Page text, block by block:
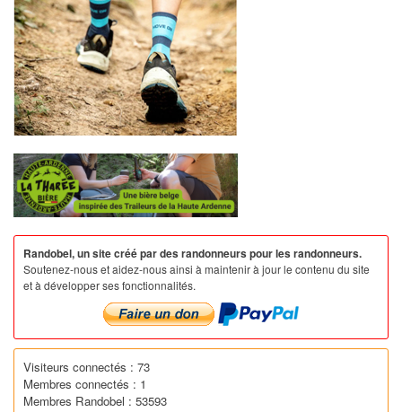
Randobel, un site créé par des randonneurs pour les randonneurs.
Soutenez-nous et aidez-nous ainsi à maintenir à jour le contenu du site
et à développer ses fonctionnalités.
Visiteurs connectés : 73
Membres connectés : 1
Membres Randobel : 53593